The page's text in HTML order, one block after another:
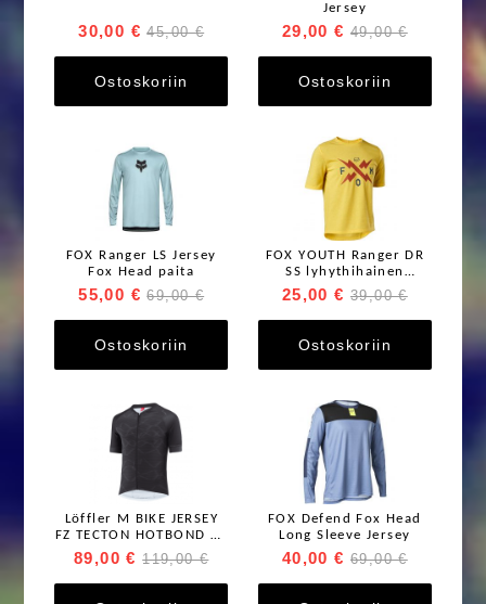
30,00 € 45,00 €
Ostoskoriin
Jersey
29,00 € 49,00 €
Ostoskoriin
FOX Ranger LS Jersey
Fox Head paita
55,00 € 69,00 €
Ostoskoriin
FOX YOUTH Ranger DR
SS lyhythihainen
ajopaita
25,00 € 39,00 €
Ostoskoriin
Löffler M BIKE JERSEY
FZ TECTON HOTBOND RF
Ajopaita
89,00 € 119,00 €
FOX Defend Fox Head
Long Sleeve Jersey
40,00 € 69,00 €